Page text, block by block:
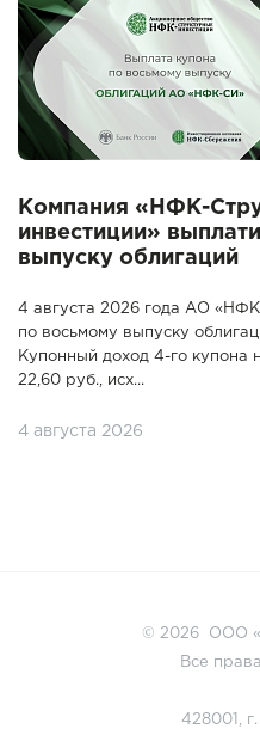
Компания «НФК-
инвестиции»
выпуску облигаций
4 августа 2026 года АО
по восьмому выпуску
Купонный доход 4-го купона
22,60 руб., исх...
4 августа 2026
© 2026 ООО
Все
428001,